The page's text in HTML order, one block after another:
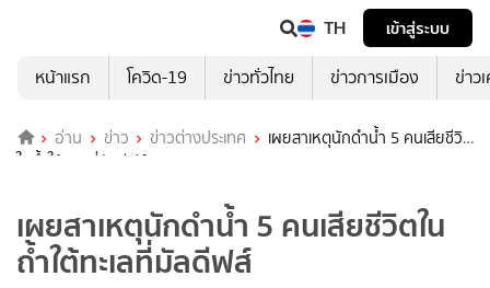
TH
เข้าสู่ระบบ
หน้าแรก
โควิด-19 ข่าวทั่วไทย ข่าวการเมือง ข่าว
อ่าน ข่าว ข่าวต่างประเทศ
เผยสาเหตุนักดำน้ำ 5 คนเสียชีวิต
ในถ้ำใต้ทะเลที่มัลดีฟส์
เผยสาเหตุนักดำน้ำ 5 คนเสียชีวิตใน
ถ้ำใต้ทะเลที่มัลดีฟส์